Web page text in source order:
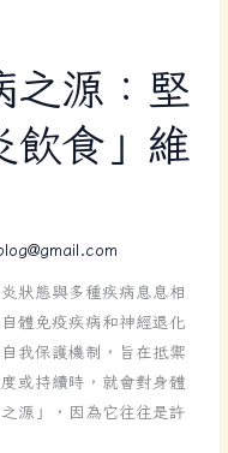
之源：堅
飲食」維
狀態與多種疾病息息相
體免疫疾病和神經退化
我保護機制，旨在抵禦
或持續時，就會對身體
源」，因為它往往是許